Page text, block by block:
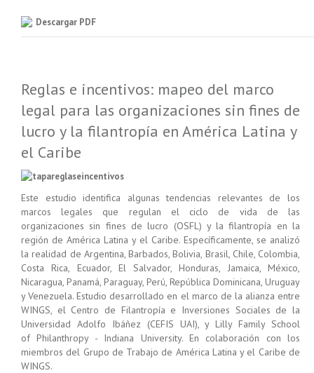
Descargar PDF
Reglas e incentivos: mapeo del marco
legal para las organizaciones sin fines de
lucro y la filantropía en América Latina y
el Caribe
Este estudio identifica algunas tendencias relevantes de los
marcos legales que regulan el ciclo de vida de las
organizaciones sin fines de lucro (OSFL) y la filantropía en la
región de América Latina y el Caribe. Específicamente, se analizó
la realidad de Argentina, Barbados, Bolivia, Brasil, Chile, Colombia,
Costa Rica, Ecuador, El Salvador, Honduras, Jamaica, México,
Nicaragua, Panamá, Paraguay, Perú, República Dominicana, Uruguay
y Venezuela. Estudio desarrollado en el marco de la alianza entre
WINGS, el Centro de Filantropía e Inversiones Sociales de la
Universidad Adolfo Ibáñez (CEFIS UAI), y Lilly Family School
of Philanthropy - Indiana University. En colaboración con los
miembros del Grupo de Trabajo de América Latina y el Caribe de
WINGS.